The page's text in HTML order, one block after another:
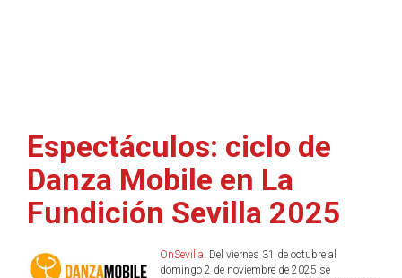
Espectáculos: ciclo de
Danza Mobile en La
Fundición Sevilla 2025
OnSevilla. Del viernes 31 de octubre al
domingo 2 de noviembre de 2025 se